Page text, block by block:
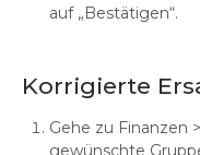
auf „Bestätigen“.
Korrigierte
Gehe zu Finanzen
gewünschte